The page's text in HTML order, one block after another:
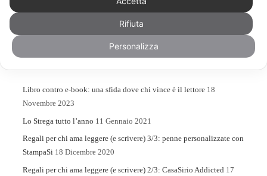
Search
Libro contro e-book: una sfida dove chi vince è il lettore 18
Novembre 2023
Lo Strega tutto l’anno 11 Gennaio 2021
Regali per chi ama leggere (e scrivere) 3/3: penne personalizzate con
StampaSi 18 Dicembre 2020
Regali per chi ama leggere (e scrivere) 2/3: CasaSirio Addicted 17
Rifiuta
Personalizza